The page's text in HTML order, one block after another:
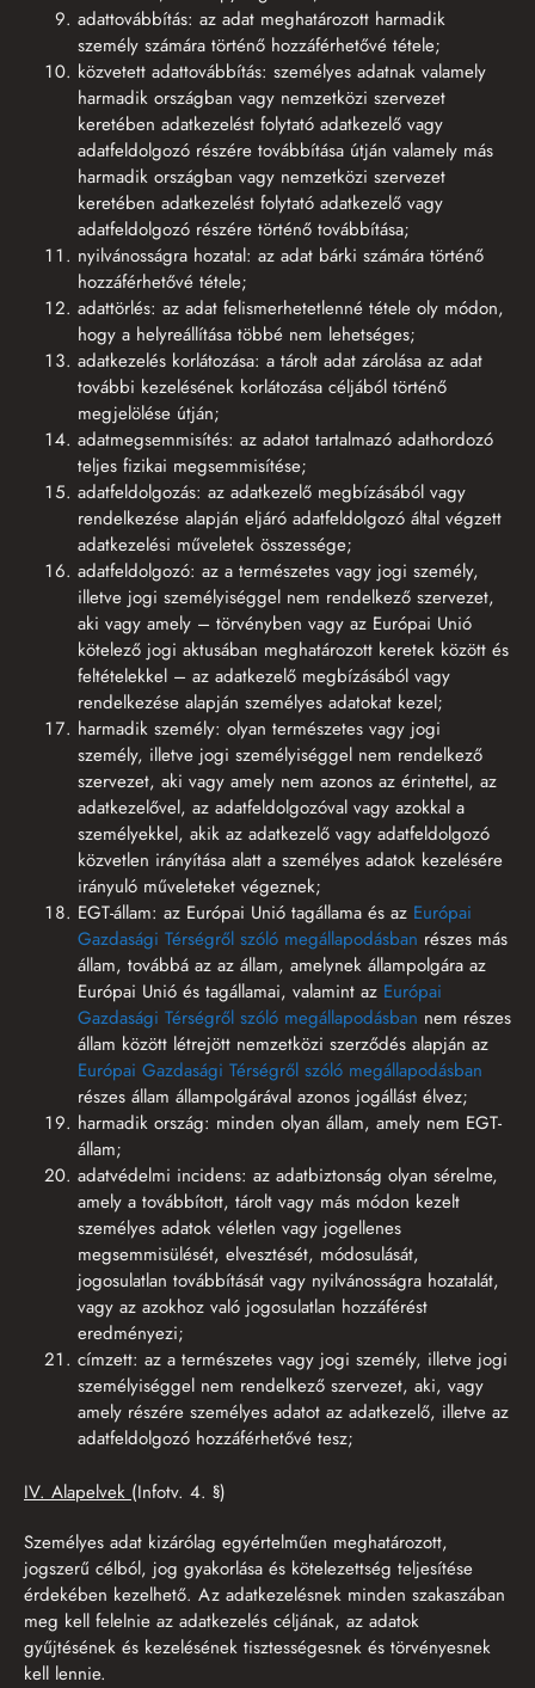
adattovábbítás: az adat meghatározott harmadik
személy számára történő hozzáférhetővé tétele;
közvetett adattovábbítás: személyes adatnak valamely
harmadik országban vagy nemzetközi szervezet
keretében adatkezelést folytató adatkezelő vagy
adatfeldolgozó részére továbbítása útján valamely más
harmadik országban vagy nemzetközi szervezet
keretében adatkezelést folytató adatkezelő vagy
adatfeldolgozó részére történő továbbítása;
nyilvánosságra hozatal: az adat bárki számára történő
hozzáférhetővé tétele;
adattörlés: az adat felismerhetetlenné tétele oly módon,
hogy a helyreállítása többé nem lehetséges;
adatkezelés korlátozása: a tárolt adat zárolása az adat
további kezelésének korlátozása céljából történő
megjelölése útján;
adatmegsemmisítés: az adatot tartalmazó adathordozó
teljes fizikai megsemmisítése;
adatfeldolgozás: az adatkezelő megbízásából vagy
rendelkezése alapján eljáró adatfeldolgozó által végzett
adatkezelési műveletek összessége;
adatfeldolgozó: az a természetes vagy jogi személy,
illetve jogi személyiséggel nem rendelkező szervezet,
aki vagy amely – törvényben vagy az Európai Unió
kötelező jogi aktusában meghatározott keretek között és
feltételekkel – az adatkezelő megbízásából vagy
rendelkezése alapján személyes adatokat kezel;
harmadik személy: olyan természetes vagy jogi
személy, illetve jogi személyiséggel nem rendelkező
szervezet, aki vagy amely nem azonos az érintettel, az
adatkezelővel, az adatfeldolgozóval vagy azokkal a
személyekkel, akik az adatkezelő vagy adatfeldolgozó
közvetlen irányítása alatt a személyes adatok kezelésére
irányuló műveleteket végeznek;
EGT-állam: az Európai Unió tagállama és az Európai
Gazdasági Térségről szóló megállapodásban részes más
állam, továbbá az az állam, amelynek állampolgára az
Európai Unió és tagállamai, valamint az Európai
Gazdasági Térségről szóló megállapodásban nem részes
állam között létrejött nemzetközi szerződés alapján az
Európai Gazdasági Térségről szóló megállapodásban
részes állam állampolgárával azonos jogállást élvez;
harmadik ország: minden olyan állam, amely nem EGT-
állam;
adatvédelmi incidens: az adatbiztonság olyan sérelme,
amely a továbbított, tárolt vagy más módon kezelt
személyes adatok véletlen vagy jogellenes
megsemmisülését, elvesztését, módosulását,
jogosulatlan továbbítását vagy nyilvánosságra hozatalát,
vagy az azokhoz való jogosulatlan hozzáférést
eredményezi;
címzett: az a természetes vagy jogi személy, illetve jogi
személyiséggel nem rendelkező szervezet, aki, vagy
amely részére személyes adatot az adatkezelő, illetve az
adatfeldolgozó hozzáférhetővé tesz;
IV. Alapelvek (Infotv. 4. §)
Személyes adat kizárólag egyértelműen meghatározott,
jogszerű célból, jog gyakorlása és kötelezettség teljesítése
érdekében kezelhető. Az adatkezelésnek minden szakaszában
meg kell felelnie az adatkezelés céljának, az adatok
gyűjtésének és kezelésének tisztességesnek és törvényesnek
kell lennie.